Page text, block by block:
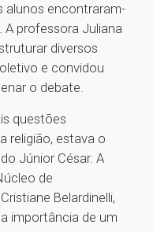
alunos encontraram-
professora Juliana
diversos
e convidou
o debate.
questões
religião, estava o
Júnior César. A
de
Belardinelli,
importância de um